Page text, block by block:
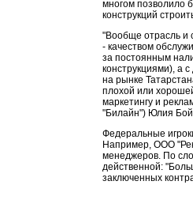
многом позволило
конструкций
"Вообще отрасль и
- качеством
за постоянным
конструкциями), а
на рынке
плохой или
маркетингу и
"Билайн") Юлия
Федеральные
Например, ООО
менеджеров. По
действенной:
заключенных